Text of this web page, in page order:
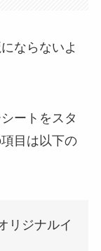
ならないよ
ートをスタ
目は以下の
リジナルイ